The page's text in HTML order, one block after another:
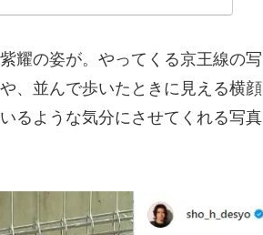
耀の姿が。やってくる京王線の写
、並んで歩いたときに見える横顔
るような気分にさせてくれる写真